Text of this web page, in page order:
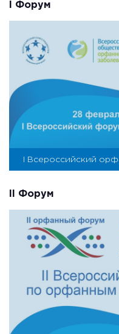
I Форум
I Всероссийский
II Форум